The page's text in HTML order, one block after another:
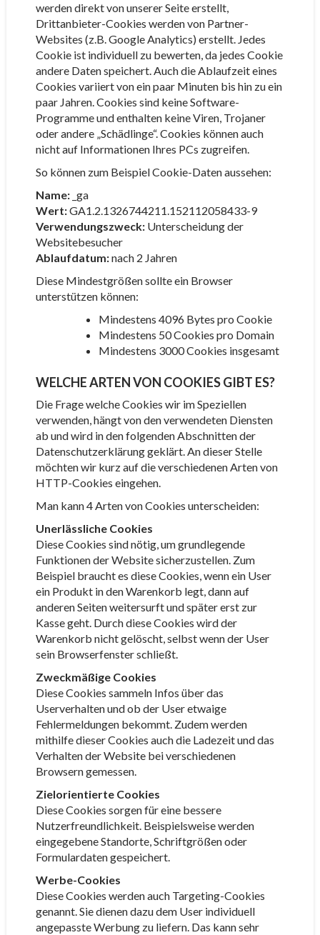
werden direkt von unserer Seite erstellt,
Drittanbieter-Cookies werden von Partner-
Websites (z.B. Google Analytics) erstellt. Jedes
Cookie ist individuell zu bewerten, da jedes Cookie
andere Daten speichert. Auch die Ablaufzeit eines
Cookies variiert von ein paar Minuten bis hin zu ein
paar Jahren. Cookies sind keine Software-
Programme und enthalten keine Viren, Trojaner
oder andere „Schädlinge“. Cookies können auch
nicht auf Informationen Ihres PCs zugreifen.
So können zum Beispiel Cookie-Daten aussehen:
Name:_ga
Wert:GA1.2.1326744211.152112058433-9
Verwendungszweck:Unterscheidung der
Websitebesucher
Ablaufdatum:nach 2 Jahren
Diese Mindestgrößen sollte ein Browser
unterstützen können:
Mindestens 4096 Bytes pro Cookie
Mindestens 50 Cookies pro Domain
Mindestens 3000 Cookies insgesamt
WELCHE ARTEN VON COOKIES GIBT ES?
Die Frage welche Cookies wir im Speziellen
verwenden, hängt von den verwendeten Diensten
ab und wird in den folgenden Abschnitten der
Datenschutzerklärung geklärt. An dieser Stelle
möchten wir kurz auf die verschiedenen Arten von
HTTP-Cookies eingehen.
Man kann 4 Arten von Cookies unterscheiden:
Unerlässliche Cookies
Diese Cookies sind nötig, um grundlegende
Funktionen der Website sicherzustellen. Zum
Beispiel braucht es diese Cookies, wenn ein User
ein Produkt in den Warenkorb legt, dann auf
anderen Seiten weitersurft und später erst zur
Kasse geht. Durch diese Cookies wird der
Warenkorb nicht gelöscht, selbst wenn der User
sein Browserfenster schließt.
Zweckmäßige Cookies
Diese Cookies sammeln Infos über das
Userverhalten und ob der User etwaige
Fehlermeldungen bekommt. Zudem werden
mithilfe dieser Cookies auch die Ladezeit und das
Verhalten der Website bei verschiedenen
Browsern gemessen.
Zielorientierte Cookies
Diese Cookies sorgen für eine bessere
Nutzerfreundlichkeit. Beispielsweise werden
eingegebene Standorte, Schriftgrößen oder
Formulardaten gespeichert.
Werbe-Cookies
Diese Cookies werden auch Targeting-Cookies
genannt. Sie dienen dazu dem User individuell
angepasste Werbung zu liefern. Das kann sehr